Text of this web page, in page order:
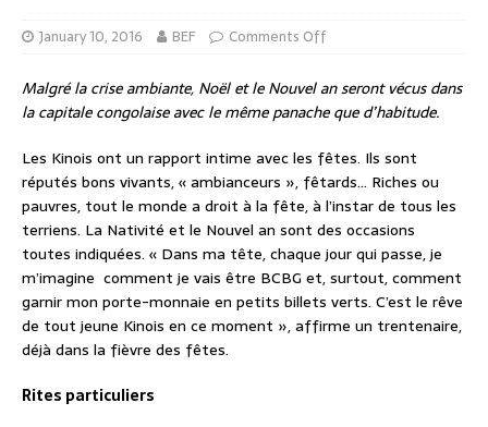
January 10, 2016 BEF Comments Off
Malgré la crise ambiante, Noël et le Nouvel an seront vécus dans
la capitale congolaise avec le même panache que d’habitude.
Les Kinois ont un rapport intime avec les fêtes. Ils sont
réputés bons vivants, « ambianceurs », fêtards… Riches ou
pauvres, tout le monde a droit à la fête, à l’instar de tous les
terriens. La Nativité et le Nouvel an sont des occasions
toutes indiquées. « Dans ma tête, chaque jour qui passe, je
m’imagine comment je vais être BCBG et, surtout, comment
garnir mon porte-monnaie en petits billets verts. C’est le rêve
de tout jeune Kinois en ce moment », affirme un trentenaire,
déjà dans la fièvre des fêtes.
Rites particuliers